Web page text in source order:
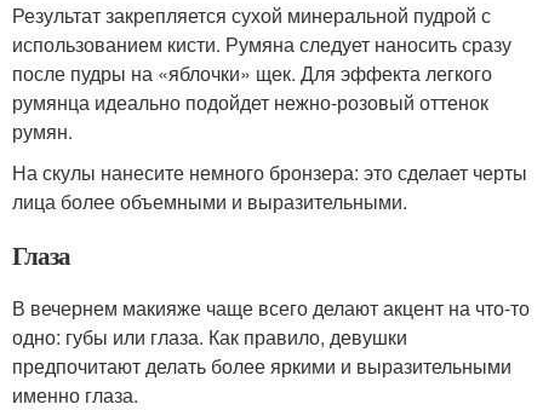
Результат закрепляется сухой минеральной пудрой с
использованием кисти. Румяна следует наносить сразу
после пудры на «яблочки» щек. Для эффекта легкого
румянца идеально подойдет нежно-розовый оттенок
румян.
На скулы нанесите немного бронзера: это сделает черты
лица более объемными и выразительными.
Глаза
В вечернем макияже чаще всего делают акцент на что-то
одно: губы или глаза. Как правило, девушки
предпочитают делать более яркими и выразительными
именно глаза.